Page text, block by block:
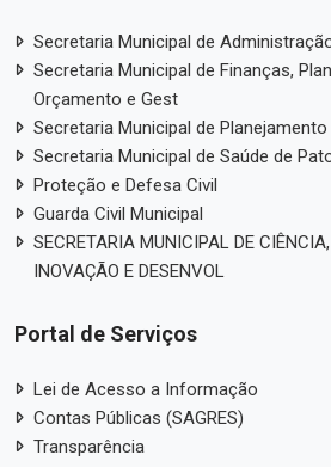
Secretaria Municipal de
Secretaria Municipal de Finanças,
Orçamento e Gest
Secretaria Municipal de Planejamento
Secretaria Municipal de Saúde de
Proteção e Defesa Civil
Guarda Civil Municipal
SECRETARIA MUNICIPAL DE
INOVAÇÃO E DESENVOL
Portal de Serviços
Lei de Acesso a Informação
Contas Públicas (SAGRES)
Transparência